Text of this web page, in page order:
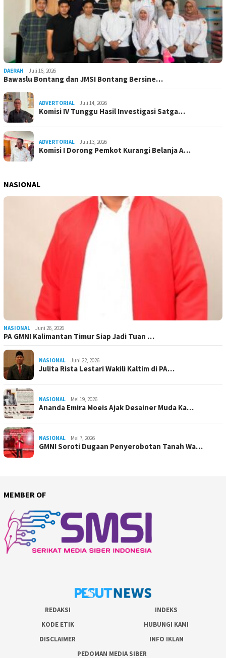
DAERAH Juli 16, 2026
Bawaslu Bontang dan JMSI Bontang Bersine…
ADVERTORIAL Juli 14, 2026
Komisi IV Tunggu Hasil Investigasi Satga…
ADVERTORIAL Juli 13, 2026
Komisi I Dorong Pemkot Kurangi Belanja A…
NASIONAL
NASIONAL Juni 26, 2026
PA GMNI Kalimantan Timur Siap Jadi Tuan …
NASIONAL Juni 22, 2026
Julita Rista Lestari Wakili Kaltim di PA…
NASIONAL Mei 19, 2026
Ananda Emira Moeis Ajak Desainer Muda Ka…
NASIONAL Mei 7, 2026
GMNI Soroti Dugaan Penyerobotan Tanah Wa…
MEMBER OF
REDAKSI
INDEKS
KODE ETIK
HUBUNGI KAMI
DISCLAIMER
INFO IKLAN
PEDOMAN MEDIA SIBER